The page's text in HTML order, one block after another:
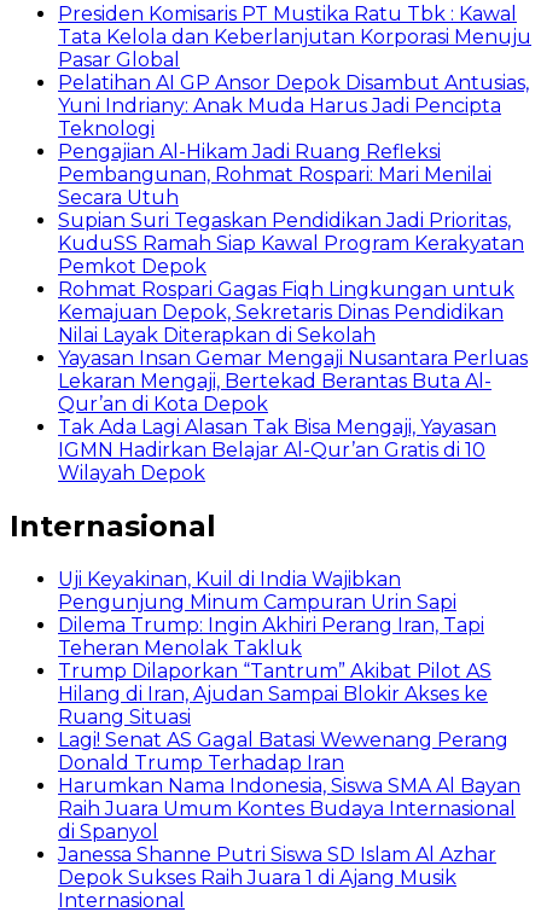
Presiden Komisaris PT Mustika Ratu Tbk : Kawal
Tata Kelola dan Keberlanjutan Korporasi Menuju
Pasar Global
Pelatihan AI GP Ansor Depok Disambut Antusias,
Yuni Indriany: Anak Muda Harus Jadi Pencipta
Teknologi
Pengajian Al-Hikam Jadi Ruang Refleksi
Pembangunan, Rohmat Rospari: Mari Menilai
Secara Utuh
Supian Suri Tegaskan Pendidikan Jadi Prioritas,
KuduSS Ramah Siap Kawal Program Kerakyatan
Pemkot Depok
Rohmat Rospari Gagas Fiqh Lingkungan untuk
Kemajuan Depok, Sekretaris Dinas Pendidikan
Nilai Layak Diterapkan di Sekolah
Yayasan Insan Gemar Mengaji Nusantara Perluas
Lekaran Mengaji, Bertekad Berantas Buta Al-
Qur’an di Kota Depok
Tak Ada Lagi Alasan Tak Bisa Mengaji, Yayasan
IGMN Hadirkan Belajar Al-Qur’an Gratis di 10
Wilayah Depok
Internasional
Uji Keyakinan, Kuil di India Wajibkan
Pengunjung Minum Campuran Urin Sapi
Dilema Trump: Ingin Akhiri Perang Iran, Tapi
Teheran Menolak Takluk
Trump Dilaporkan “Tantrum” Akibat Pilot AS
Hilang di Iran, Ajudan Sampai Blokir Akses ke
Ruang Situasi
Lagi! Senat AS Gagal Batasi Wewenang Perang
Donald Trump Terhadap Iran
Harumkan Nama Indonesia, Siswa SMA Al Bayan
Raih Juara Umum Kontes Budaya Internasional
di Spanyol
Janessa Shanne Putri Siswa SD Islam Al Azhar
Depok Sukses Raih Juara 1 di Ajang Musik
Internasional